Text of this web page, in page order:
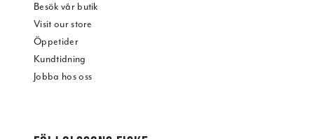
Besök vår butik
Visit our store
Öppetider
Kundtidning
Jobba hos oss